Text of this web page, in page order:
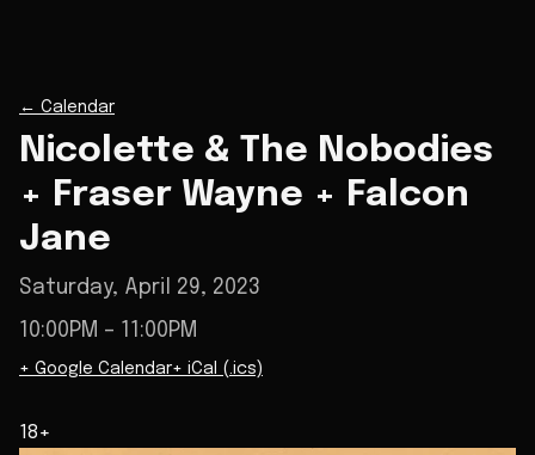
← Calendar
Nicolette & The Nobodies
+ Fraser Wayne + Falcon
Jane
Saturday, April 29, 2023
10:00PM – 11:00PM
+ Google Calendar+ iCal (.ics)
18+